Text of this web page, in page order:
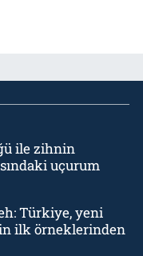
ile zihnin
uçurum
Türkiye, yeni
ilk örneklerinden